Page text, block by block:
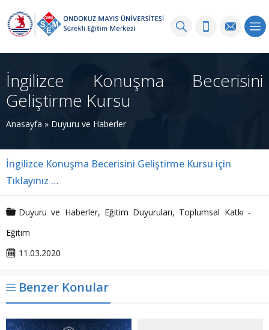
İngilizce Konuşma Becerisini
Geliştirme Kursu
Anasayfa » Duyuru ve Haberler
İngilizce Konuşma Becerisini Geliştirme Kursu için
Tıklayınız …
Duyuru ve Haberler, Eğitim Duyuruları, Toplumsal Katkı -
Eğitim
11.03.2020
Benzer Konular